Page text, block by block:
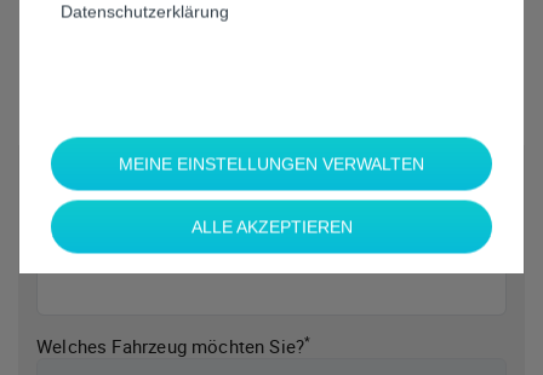
Welche Marke möchten Sie?*
Welches Fahrzeug möchten Sie?*
Datenschutzerklärung
MEINE EINSTELLUNGEN VERWALTEN
ALLE AKZEPTIEREN